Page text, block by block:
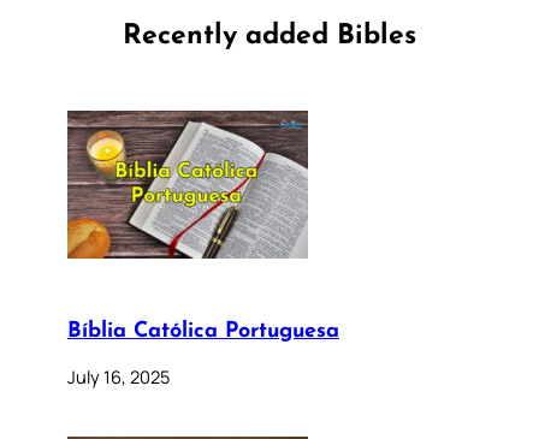
Recently added Bibles
Bíblia Católica Portuguesa
July 16, 2025